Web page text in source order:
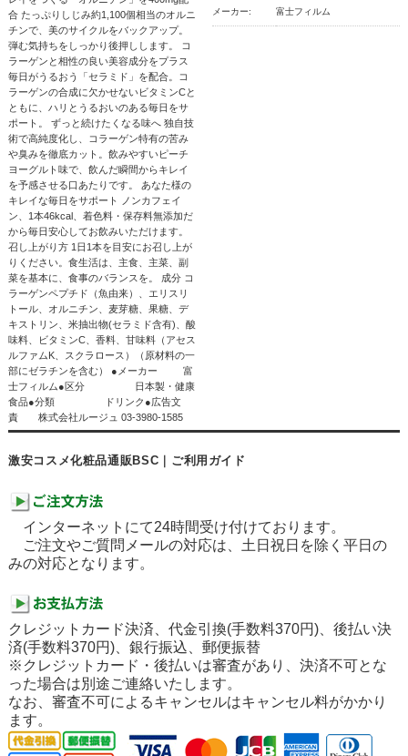
合 たっぷりしじみ約1,100個相当のオルニ
チンで、美のサイクルをバックアップ。
弾む気持ちをしっかり後押しします。 コ
ラーゲンと相性の良い美容成分をプラス
毎日がうるおう「セラミド」を配合。コ
ラーゲンの合成に欠かせないビタミンCと
ともに、ハリとうるおいのある毎日をサ
ポート。 ずっと続けたくなる味へ 独自技
術で高純度化し、コラーゲン特有の苦み
や臭みを徹底カット。飲みやすいピーチ
ヨーグルト味で、飲んだ瞬間からキレイ
を予感させる口あたりです。 あなた様の
キレイな毎日をサポート ノンカフェイ
ン、1本46kcal、着色料・保存料無添加だ
から毎日安心してお飲みいただけます。
召し上がり方 1日1本を目安にお召し上が
りください。食生活は、主食、主菜、副
菜を基本に、食事のバランスを。 成分 コ
ラーゲンペプチド（魚由来）、エリスリ
トール、オルニチン、麦芽糖、果糖、デ
キストリン、米抽出物(セラミド含有)、酸
味料、ビタミンC、香料、甘味料（アセス
ルファムK、スクラロース）（原材料の一
部にゼラチンを含む） ●メーカー 富
士フィルム●区分 日本製・健康
食品●分類 ドリンク●広告文
責 株式会社ルージュ 03-3980-1585
メーカー: 富士フィルム
激安コスメ化粧品通販BSC｜ご利用ガイド
インターネットにて24時間受け付けております。
ご注文やご質問メールの対応は、土日祝日を除く平日の
みの対応となります。
クレジットカード決済、代金引換(手数料370円)、後払い決
済(手数料370円)、銀行振込、郵便振替
※クレジットカード・後払いは審査があり、決済不可とな
った場合は別途ご連絡いたします。
なお、審査不可によるキャンセルはキャンセル料がかかり
ます。